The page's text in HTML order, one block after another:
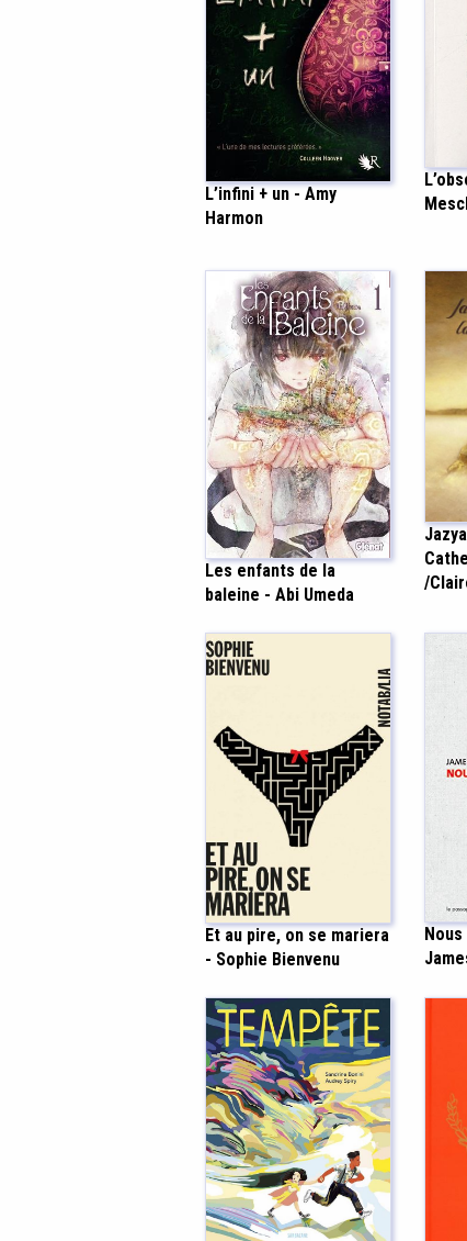
L’infini + un - Amy
Harmon
Les enfants de la
baleine - Abi Umeda
/
Et au pire, on se mariera
- Sophie Bienvenu